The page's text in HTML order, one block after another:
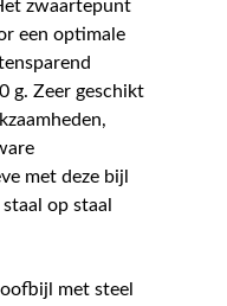
zwaartepunt
een optimale
g. Zeer geschikt
met deze bijl
op staal
met steel